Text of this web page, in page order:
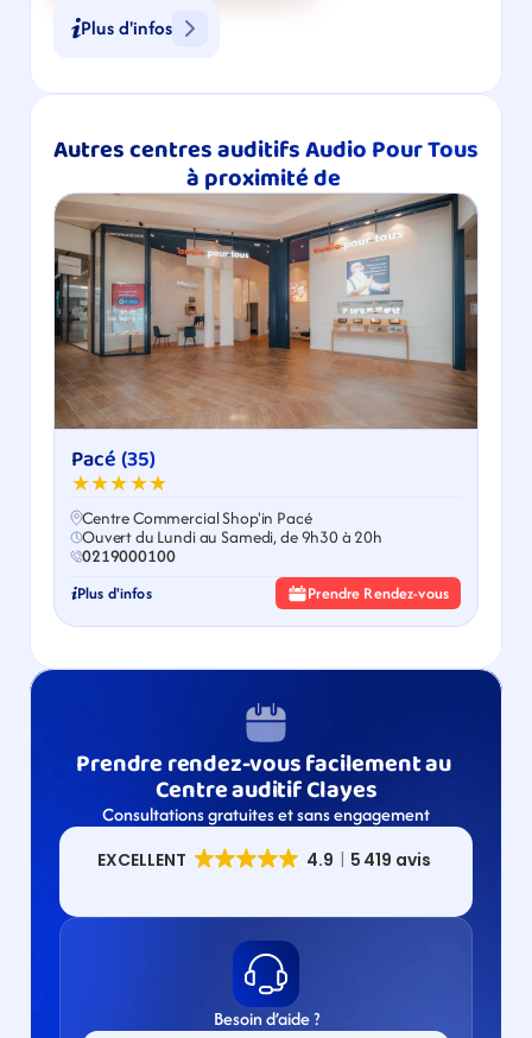
Plus d'infos
Autres centres auditifs Audio Pour Tous
à proximité de
Pacé (35)
★★★★★
Centre Commercial Shop'in Pacé
Ouvert du Lundi au Samedi, de 9h30 à 20h
0219000100
Plus d'infos Prendre Rendez-vous
Prendre rendez-vous facilement au
Centre auditif Clayes
Consultations gratuites et sans engagement
Besoin d’aide ?